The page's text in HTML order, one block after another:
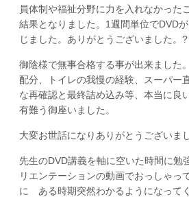
員体制や福祉分野に力を入れなかった
結果となりました。1週間単位でDVD
じました。ありがとうございました。?
御陰様で無事合格する事が出来ました
配分、トイレの我慢の経験、スーパー
な再確認と最終詰め込み等、本当に良
有難う御座いました。
大変お世話になりありがとうございま
先生のDVD講義を軸に空いた時間に勉
リエンテーションの動画でおっしゃ
に ある時期突然わかるようになって